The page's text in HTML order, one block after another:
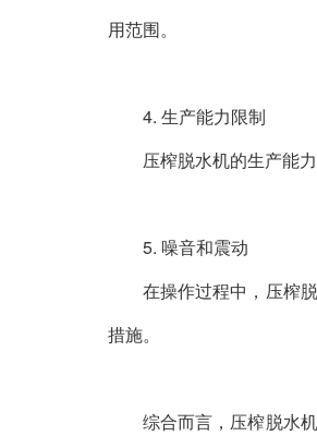
用范围。
4. 生产能力限制
压榨脱水机的生产能
5. 噪音和震动
在操作过程中，压榨
措施。
综合而言，压榨脱水